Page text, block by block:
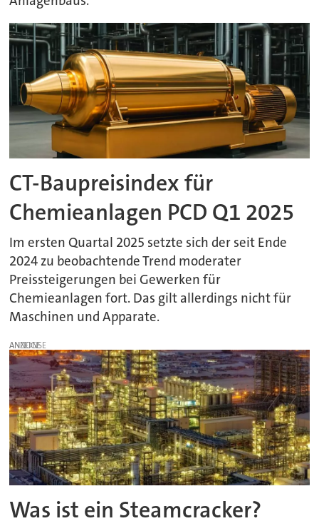
CT-Baupreisindex für
Chemieanlagen PCD Q1 2025
Im ersten Quartal 2025 setzte sich der seit Ende
2024 zu beobachtende Trend moderater
Preissteigerungen bei Gewerken für
Chemieanlagen fort. Das gilt allerdings nicht für
Maschinen und Apparate.
ANZEIGE
Was ist ein Steamcracker?